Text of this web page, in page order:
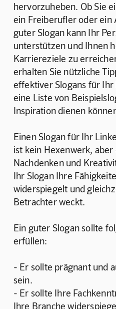
hervorzuheben. Ob Sie
ein Freiberufler oder ein
guter Slogan kann Ihr
unterstützen und Ihnen
Karriereziele zu
erhalten Sie nützliche
effektiver Slogans für
eine Liste von
Inspiration dienen
Einen Slogan für Ihr
ist kein Hexenwerk,
Nachdenken und
Ihr Slogan Ihre
widerspiegelt und
Betrachter weckt.
Ein guter Slogan sollte
erfüllen:
- Er sollte prägnant und
sein.
- Er sollte Ihre
Ihre Branche